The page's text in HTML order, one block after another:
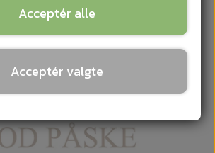
Acceptér alle
Acceptér valgte